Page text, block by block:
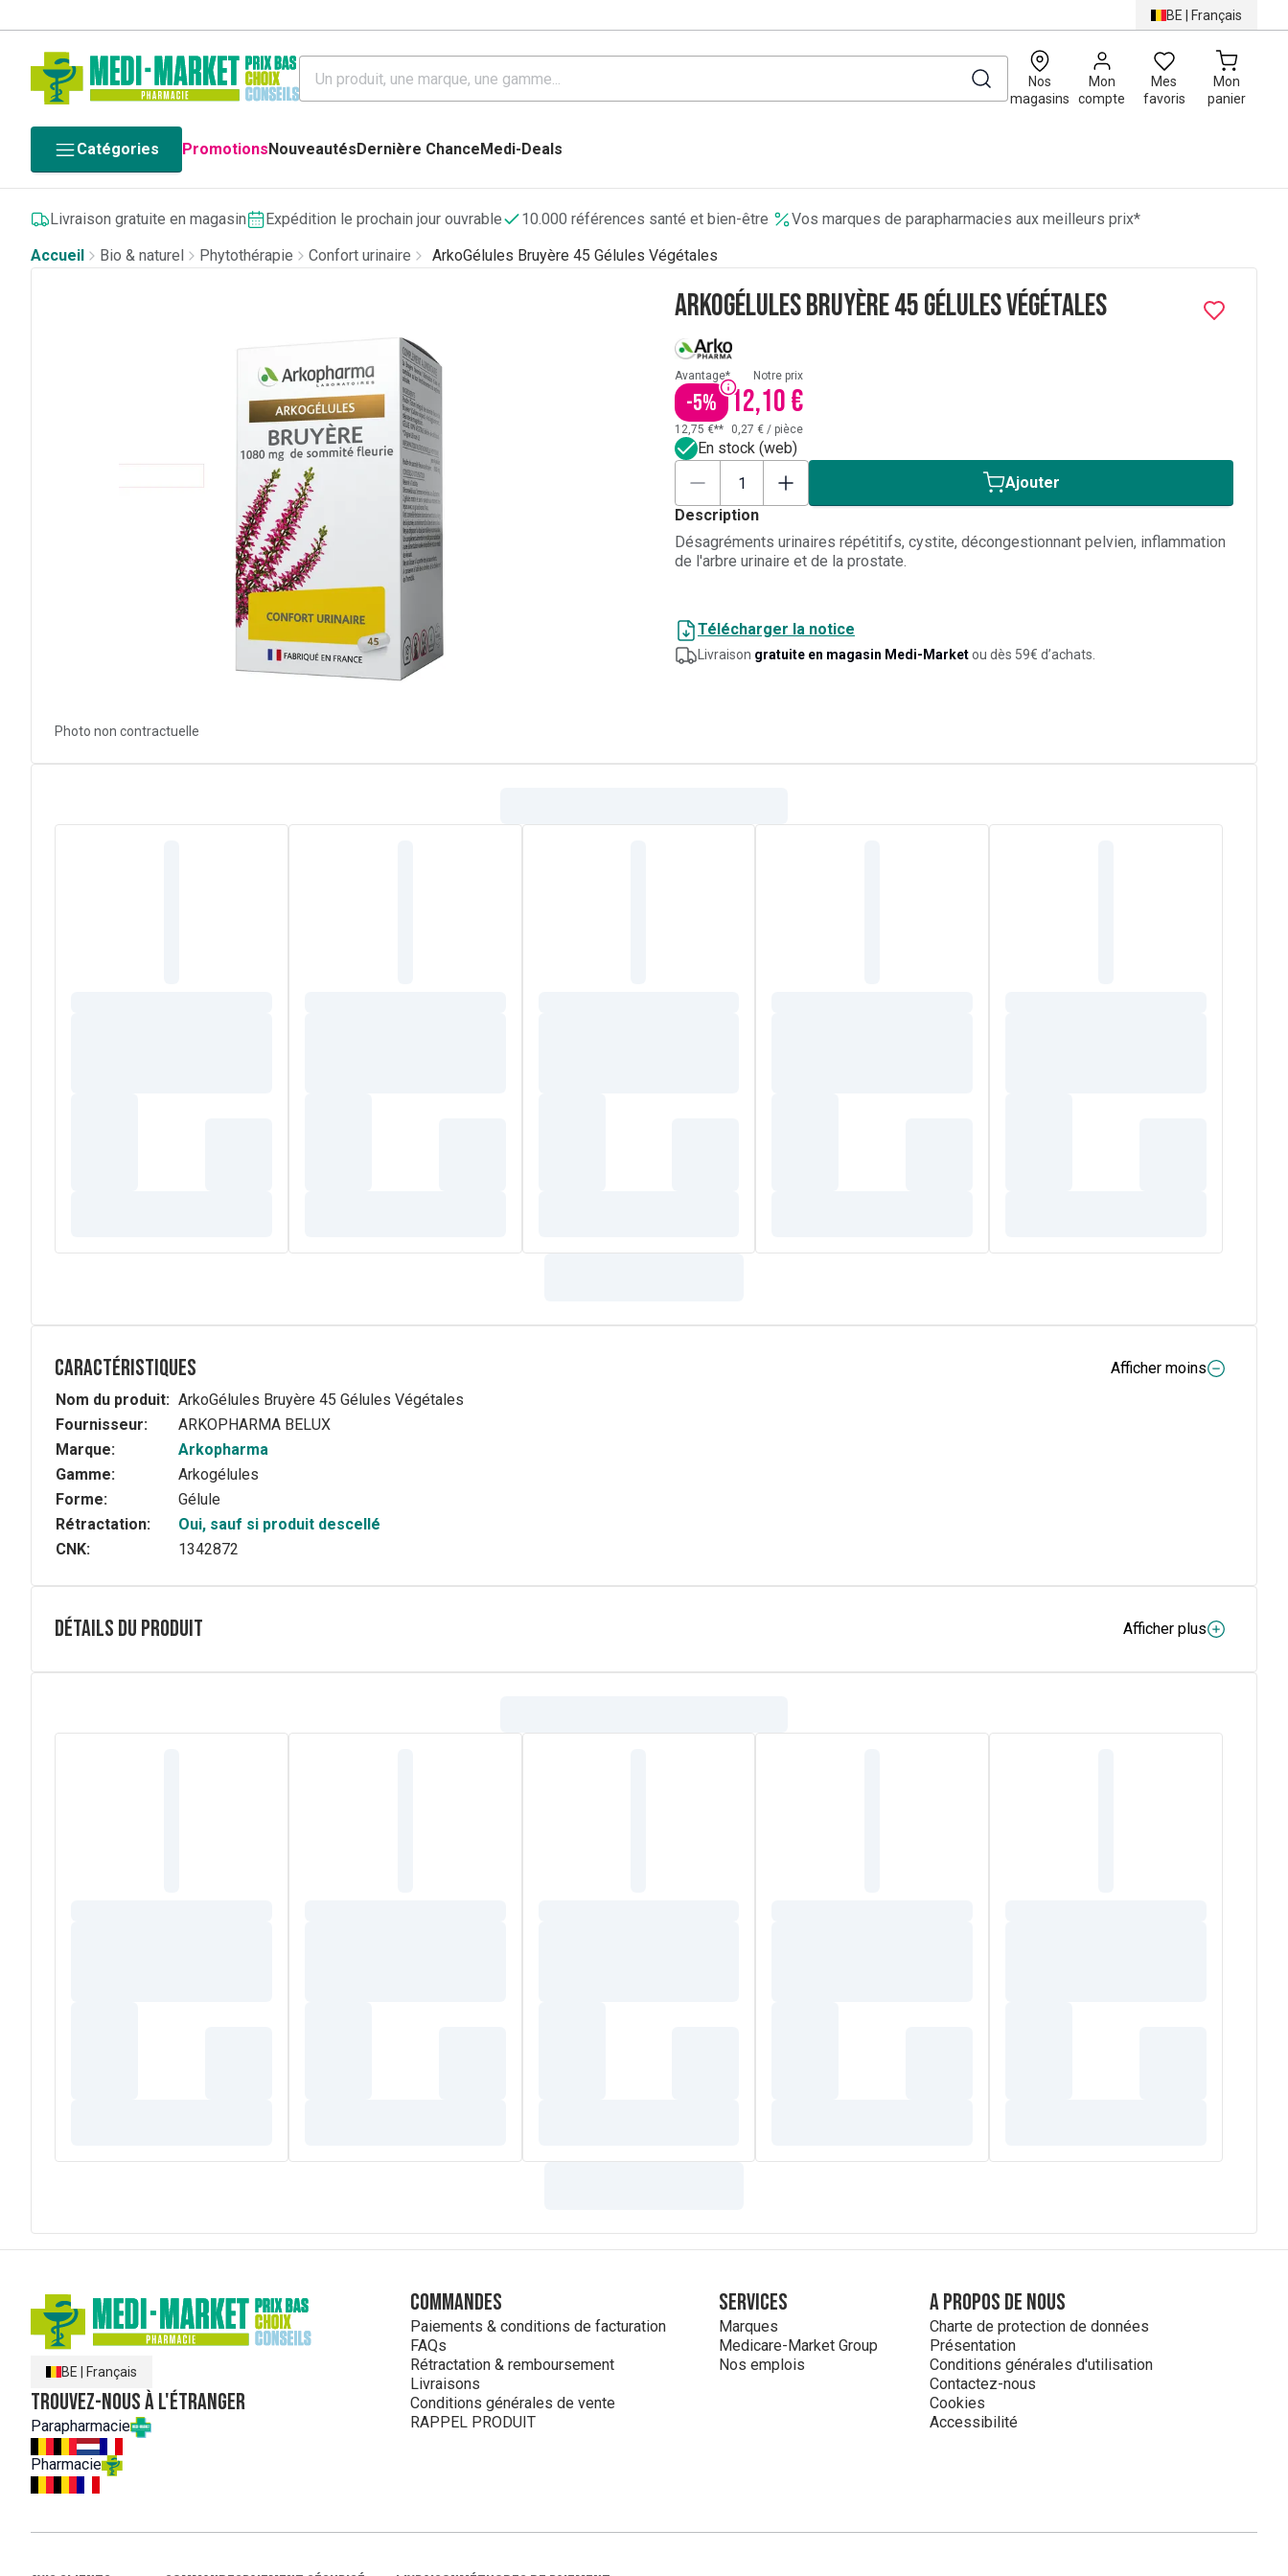
BE | Français
Nos
magasins
Mon
compte
Mes
favoris
Mon
panier
0
Catégories PromotionsNouveautésDernière ChanceMedi-Deals
Livraison gratuite en magasin Expédition le prochain jour ouvrable 10.000 références santé et bien-être
Vos marques de parapharmacies aux meilleurs prix*
Accueil
Bio & naturel Phytothérapie Confort urinaire ArkoGélules Bruyère 45 Gélules Végétales
Photo non contractuelle
ArkoGélules Bruyère 45 Gélules Végétales
Avantage*
-5%
Notre prix
12,10 €
12,75 €** 0,27 € / pièce
En stock (web)
Ajouter
Description
Désagréments urinaires répétitifs, cystite, décongestionnant pelvien, inflammation
de l'arbre urinaire et de la prostate.
Télécharger la notice
Livraison gratuite en magasin Medi-Marketou dès 59€ d’achats.
Caractéristiques
Afficher moins
Nom du produit: ArkoGélules Bruyère 45 Gélules Végétales
Fournisseur:
ARKOPHARMA BELUX
Marque:
Arkopharma
Gamme:
Arkogélules
Forme:
Gélule
Rétractation:
Oui, sauf si produit descellé
CNK:
1342872
Détails du produit
Afficher plus
Détail des ingrédients
GELULE 1% VEGETALE: hydroxypropylméthylcellulose.
BE Français
Trouvez-nous à l'étranger
Parapharmacie
Pharmacie
Commandes
Paiements & conditions de facturation
FAQs
Rétractation & remboursement
Livraisons
Conditions générales de vente
RAPPEL PRODUIT
Services
Marques
Medicare-Market Group
Nos emplois
A propos de nous
Charte de protection de données
Présentation
Conditions générales d'utilisation
Contactez-nous
Cookies
Accessibilité